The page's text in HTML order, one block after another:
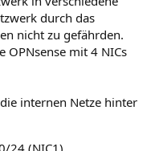
durch das
nicht zu gefährden.
OPNsense mit 4 NICs
internen Netze hinter
24 (NIC1)